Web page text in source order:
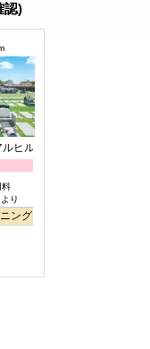
認)
ヒルズ
料
り
ング